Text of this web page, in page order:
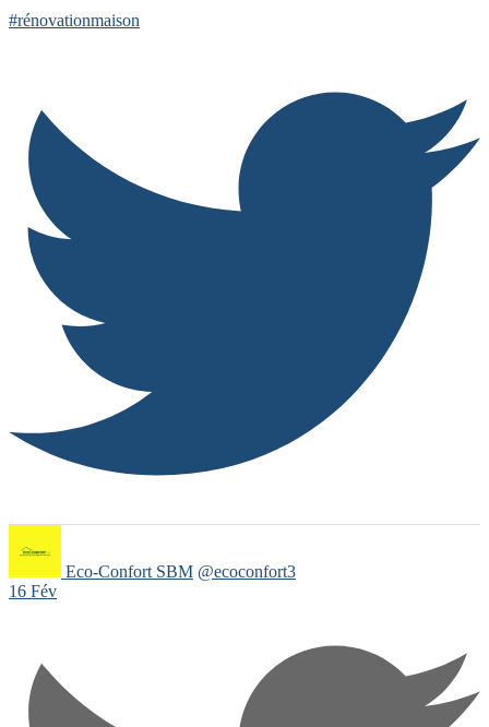
#rénovationmaison
Eco-Confort SBM @ecoconfort3
16 Fév